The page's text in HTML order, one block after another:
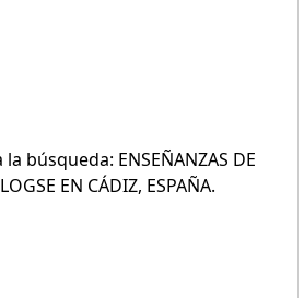
búsqueda: ENSEÑANZAS DE
EN CÁDIZ, ESPAÑA.